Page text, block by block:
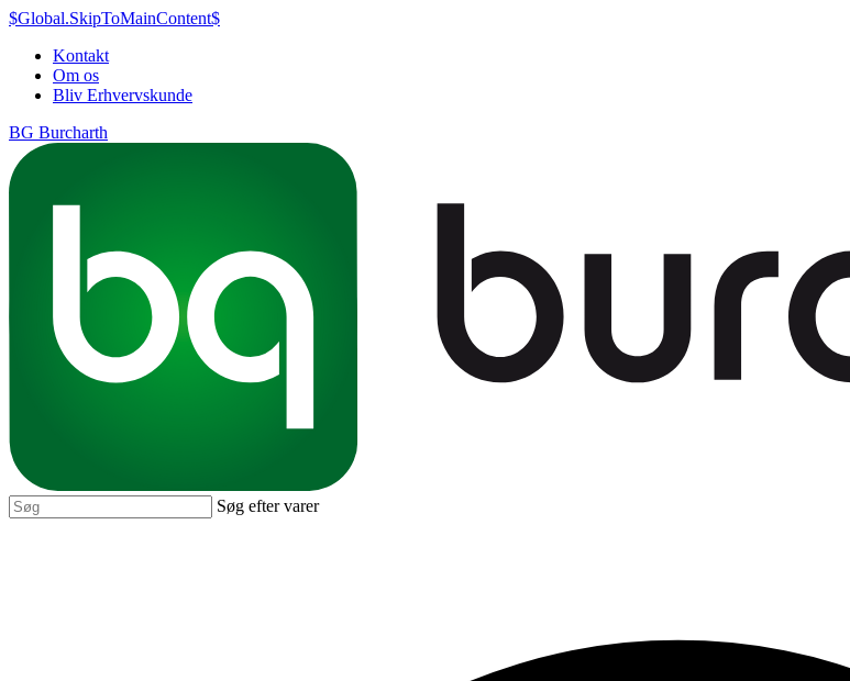
$Global.SkipToMainContent$
Kontakt
Om os
Bliv Erhvervskunde
BG Burcharth
Søg efter varer